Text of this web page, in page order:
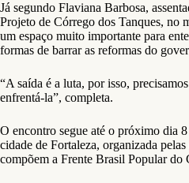
Já segundo Flaviana Barbosa,
Projeto de Córrego dos Tanques, no
um espaço muito importante para
formas de barrar as reformas do
“A saída é a luta, por isso,
enfrentá-la”, completa.
O encontro segue até o próximo dia
cidade de Fortaleza, organizada
compõem a Frente Brasil Popular do